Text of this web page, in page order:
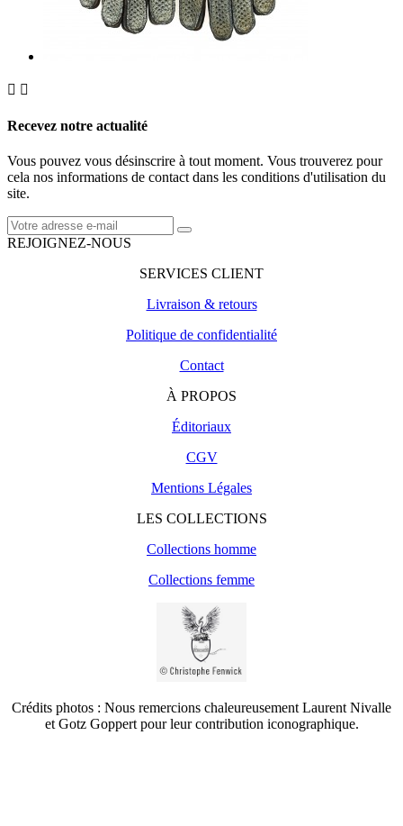
 
Recevez notre actualité
Vous pouvez vous désinscrire à tout moment. Vous trouverez pour
cela nos informations de contact dans les conditions d'utilisation du
site.
REJOIGNEZ-NOUS
SERVICES CLIENT
Livraison & retours
Politique de confidentialité
Contact
À PROPOS
Éditoriaux
CGV
Mentions Légales
LES COLLECTIONS
Collections homme
Collections femme
Crédits photos : Nous remercions chaleureusement Laurent Nivalle
et Gotz Goppert pour leur contribution iconographique.